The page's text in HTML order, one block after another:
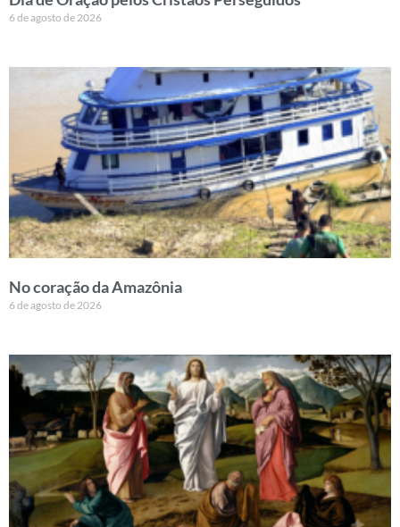
6 de agosto de 2026
No coração da Amazônia
6 de agosto de 2026